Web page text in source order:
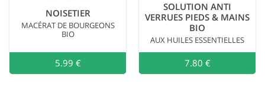
NOISETIER
MACÉRAT DE BOURGEONS
BIO
5.99 € Ajouter au
SOLUTION ANTI
VERRUES PIEDS & MAINS
BIO
AUX HUILES ESSENTIELLES
7.80 €